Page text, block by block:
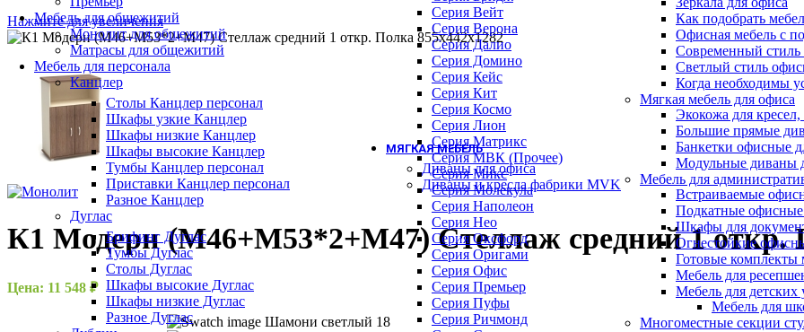
Как подобрать
Офисная мебель с
Современный стиль
Светлый стиль
Когда необходимы
Мягкая мебель для офиса
Экокожа для
Большие прямые
Банкетки офисные
Модульные диваны
Мебель для
Встраиваемые
Подкатные
Шкафы для
Огнестойкие
Готовые комплекты
Мебель для
Мебель для детских
Мебель для
Многоместные секции
Серия Вейт
Серия Верона
Серия Далио
Серия Домино
Серия Кейс
Серия Кит
Серия Космо
Серия Лион
Серия Матрикс
Серия МВК (Прочее)
Серия Микс
Серия Молекула
Серия Наполеон
Серия Нео
Серия Оксфорд
Серия Оригами
Серия Офис
Серия Премьер
Серия Пуфы
Серия Ричмонд
Мебель для общежитий
Монолит для общежитий
Матрасы для общежитий
Мебель для персонала
Канцлер
Столы Канцлер персонал
Шкафы узкие Канцлер
Шкафы низкие Канцлер
Шкафы высокие Канцлер
Тумбы Канцлер персонал
Приставки Канцлер персонал
Разное Канцлер
Дуглас
Брифинг Дуглас
Тумбы Дуглас
Столы Дуглас
Шкафы высокие Дуглас
Шкафы низкие Дуглас
Разное Дуглас
Геймерские кресла
Детские кресла
Кресла для отдыха
Кресла и стулья для посетителей
Обеденные стулья
Премиум кресла
Серия WOOD (ВУД)
Офисные стулья
МЯГКАЯ МЕБЕЛЬ
Диваны для офиса
Диваны и кресла фабрики MVK
Нажмите для увеличения
К1 Модерн (М46+М53*2+М47) Стеллаж средний 1 откр.
Цена: 11 548 ₽
Шамони светлый 18